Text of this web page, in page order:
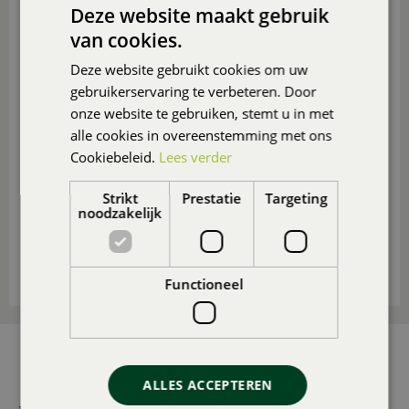
Kan ik in elk seizoen groenten kweken?
Hoe kan ik mijn oogst het beste bewaren?
Hoe kan ik mijn groenten het beste gebruiken in
de keuken?
Hoe kan ik compost maken voor mijn
Welke soorten gereedschap heb ik nodig voor
mijn moestuin?
maken?
AANMELDEN NIEUWSBRIEF
Wilt u 1x per maand onze nieuwsbrief ontvangen met
Deze website maakt gebruik
van cookies.
Deze website gebruikt cookies om uw
gebruikerservaring te verbeteren. Door
onze website te gebruiken, stemt u in met
alle cookies in overeenstemming met ons
Cookiebeleid. Lees verder
Strikt
noodzakelijk
Prestatie Targeting
Functioneel
ALLES ACCEPTEREN